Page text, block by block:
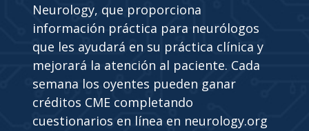
Neurology, que proporciona
información práctica para neurólogos
que les ayudará en su práctica clínica y
mejorará la atención al paciente. Cada
semana los oyentes pueden ganar
créditos CME completando
cuestionarios en línea en neurology.org